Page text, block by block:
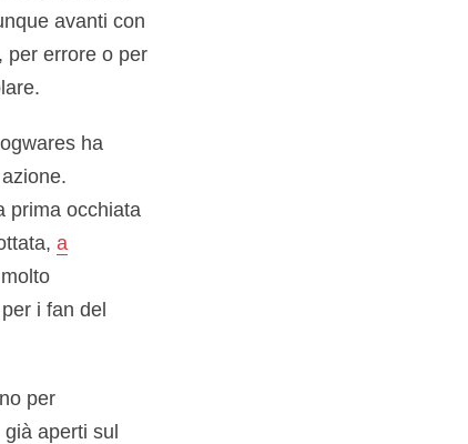
avanti con
per errore o per
ha
prima occhiata
a
i fan del
per
aperti sul